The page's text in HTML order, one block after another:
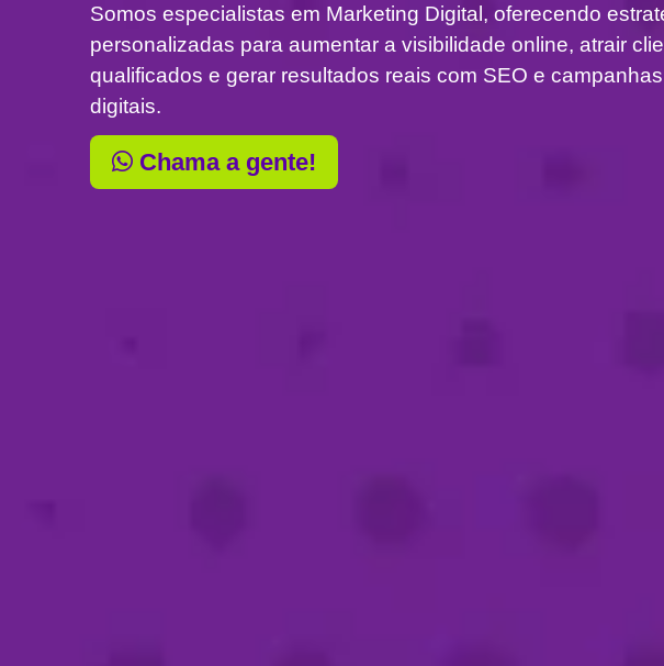
Somos especialistas em Marketing Digital, oferecendo
personalizadas para aumentar a visibilidade online, atrair
qualificados e gerar resultados reais com SEO e campanhas
digitais.
Chama a gente!